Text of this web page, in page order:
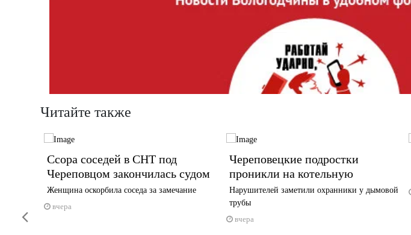
Читайте также
Ссора соседей в СНТ под
Череповцом закончилась судом
Женщина оскорбила соседа за замечание
вчера
Череповецкие подростки
проникли на котельную
Нарушителей заметили охранники у дымовой
трубы
вчера